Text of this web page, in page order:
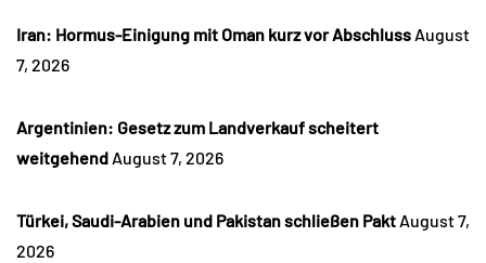
Iran: Hormus-Einigung mit Oman kurz vor Abschluss August
7, 2026
Argentinien: Gesetz zum Landverkauf scheitert
weitgehend August 7, 2026
Türkei, Saudi-Arabien und Pakistan schließen Pakt August 7,
2026